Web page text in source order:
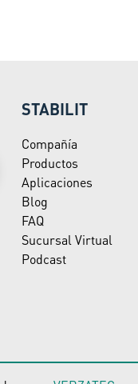
STABILIT
Compañía
Productos
Aplicaciones
Blog
FAQ
Sucursal Virtual
Podcast